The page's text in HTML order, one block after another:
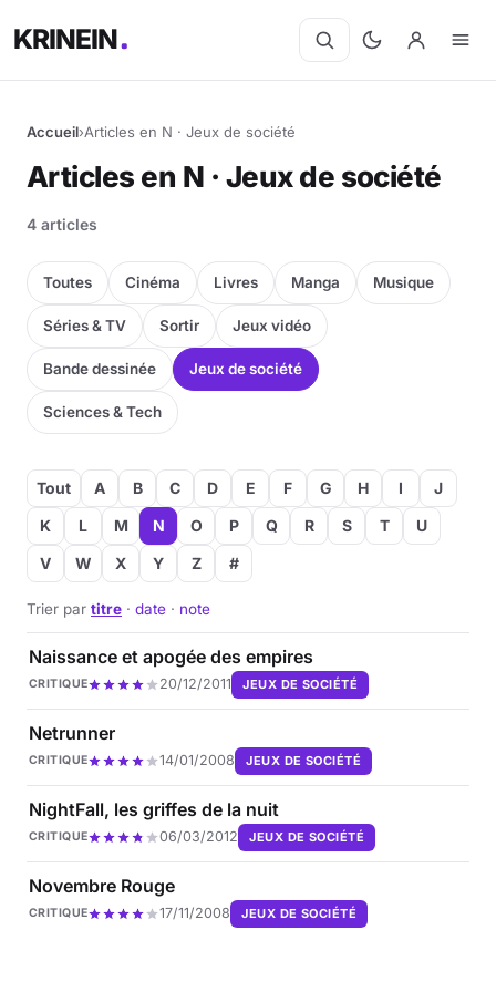
KRINEIN
Cinéma
Séries
Manga
BD
Livres
Jeux vidéo
Jeux de société
Musique
Sciences & Tech
Forum
Accueil›Articles en N · Jeux de société
Articles en N · Jeux de société
4 articles
Toutes Cinéma Livres Manga Musique
Séries & TV Sortir Jeux vidéo
Bande dessinée Jeux de société
Sciences & Tech
Tout A B C D E F G H I
J
K
L M N O P Q R S T
U
V
W X Y Z #
Trier par titre · date · note
Naissance et apogée des empires
CRITIQUE 20/12/2011 JEUX DE SOCIÉTÉ
Netrunner
CRITIQUE 14/01/2008 JEUX DE SOCIÉTÉ
NightFall, les griffes de la nuit
CRITIQUE 06/03/2012 JEUX DE SOCIÉTÉ
Novembre Rouge
CRITIQUE 17/11/2008 JEUX DE SOCIÉTÉ